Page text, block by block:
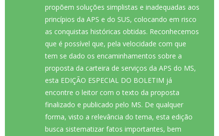
propõem soluções simplistas e inadequadas aos
princípios da APS e do SUS, colocando em risco
as conquistas históricas obtidas. Reconhecemos
que é possível que, pela velocidade com que
tem se dado os encaminhamentos sobre a
proposta da carteira de serviços da APS do MS,
esta EDIÇÃO ESPECIAL DO BOLETIM já
encontre o leitor com o texto da proposta
finalizado e publicado pelo MS. De qualquer
forma, visto a relevância do tema, esta edição
busca sistematizar fatos importantes, bem